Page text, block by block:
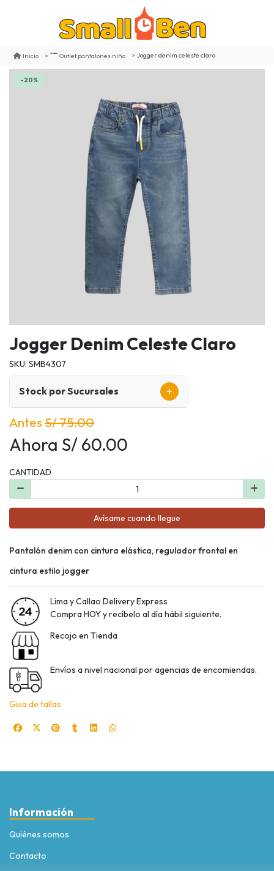
Inicio Outlet pantalones niño Jogger denim celeste claro
-20%
Jogger Denim Celeste Claro
SKU: SMB4307
Stock por Sucursales +
AntesS/ 75.00
Ahora S/ 60.00
CANTIDAD
Avísame cuando llegue
Pantalón denim con cintura elástica, regulador frontal en
cintura estilo jogger
Lima y Callao Delivery Express
Compra HOY y recíbelo al día hábil siguiente.
Recojo en Tienda
Envíos a nivel nacional por agencias de encomiendas.
Guia de tallas
Información
Quiénes somos
Contacto